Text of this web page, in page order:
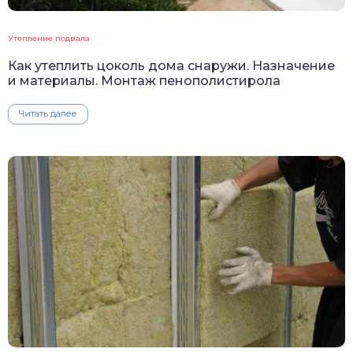
Утепление подвала
Как утеплить цоколь дома снаружи. Назначение
и материалы. Монтаж пенополистирола
Читать далее